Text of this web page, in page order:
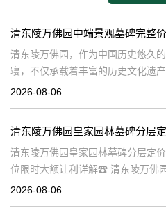
清东陵万佛园，作为中国历史悠久
寝，不仅承载着丰富的历史文化遗
们缅怀先人、寄托哀思的重要场所。
清
2026-08-06
清东陵万佛园皇家园林墓碑分层定
位限时大额让利详解☎ 清东陵万佛
838-5063清东陵万佛园，作为中国
2026-08-06